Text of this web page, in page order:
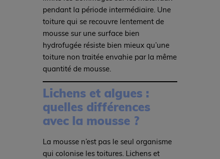
pendant la période intermédiaire. Une
toiture qui se recouvre lentement de
mousse sur une surface bien
hydrofugée résiste bien mieux qu’une
toiture non traitée envahie par la même
quantité de mousse.
Lichens et algues :
quelles différences
avec la mousse ?
La mousse n’est pas le seul organisme
qui colonise les toitures. Lichens et